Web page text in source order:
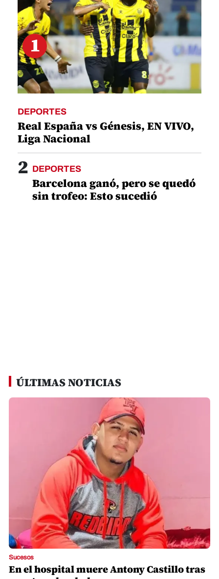
1
DEPORTES
Real España vs Génesis, EN VIVO,
Liga Nacional
2 DEPORTES
Barcelona ganó, pero se quedó
sin trofeo: Esto sucedió
ÚLTIMAS NOTICIAS
Sucesos
En el hospital muere Antony Castillo tras